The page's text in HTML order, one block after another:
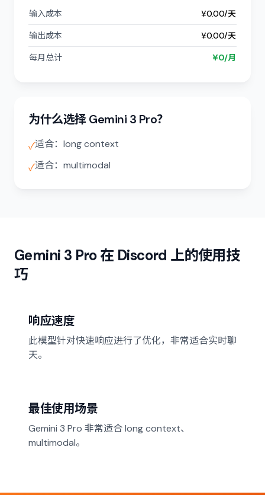
输入成本 ¥0.00/天
输出成本 ¥0.00/天
每月总计 ¥0/月
为什么选择 Gemini 3 Pro？
✓适合：long context
✓适合：multimodal
Gemini 3 Pro 在 Discord 上的使用技
巧
响应速度
此模型针对快速响应进行了优化，非常适合实时聊
天。
最佳使用场景
Gemini 3 Pro 非常适合 long context、
multimodal。